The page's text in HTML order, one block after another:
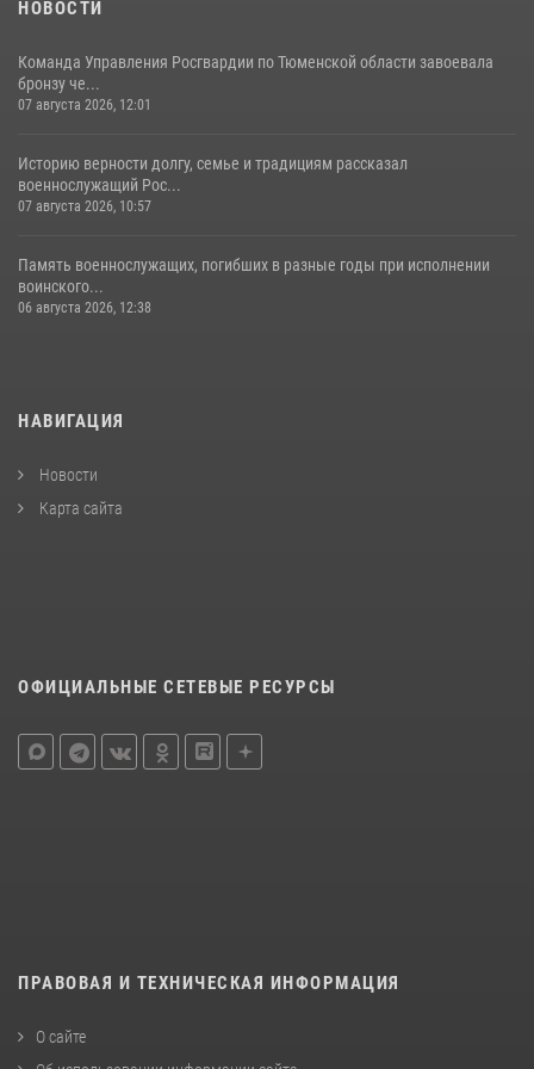
НОВОСТИ
Команда Управления Росгвардии по Тюменской области завоевала
бронзу че...
07 августа 2026, 12:01
Историю верности долгу, семье и традициям рассказал
военнослужащий Рос...
07 августа 2026, 10:57
Память военнослужащих, погибших в разные годы при исполнении
воинского...
06 августа 2026, 12:38
НАВИГАЦИЯ
Новости
Карта сайта
ОФИЦИАЛЬНЫЕ СЕТЕВЫЕ РЕСУРСЫ
ПРАВОВАЯ И ТЕХНИЧЕСКАЯ ИНФОРМАЦИЯ
О сайте